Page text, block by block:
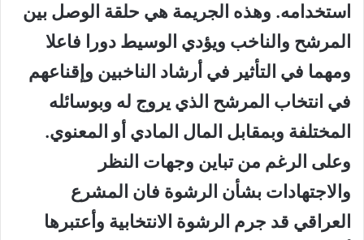
استخدامه. وهذه الجريمة هي حلقة الوصل بين
المرشح والناخب ويؤدي الوسيط دورا فاعلا
ومهما في التأثير في أرشاد الناخبين وإقناعهم
في انتخاب المرشح الذي يروج له وبوسائله
المختلفة وبمقابل المال المادي أو المعنوي.
وعلى الرغم من تباين وجهات النظر
والاجتهادات بشأن الرشوة فان المشرع
العراقي قد جرم الرشوة الانتخابية وأعتبرها